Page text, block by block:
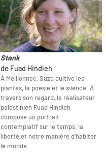
Stank
de Fuad Hindieh
À Mellionnec, Suze cultive les
plantes, la poésie et le silence. À
travers son regard, le réalisateur
palestinien Fuad Hindieh
compose un portrait
contemplatif sur le temps, la
liberté et notre manière d’habiter
le monde.